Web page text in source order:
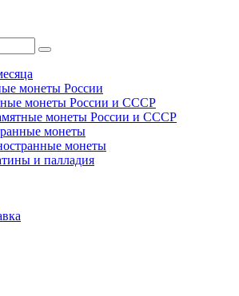
монеты России
монеты России и СССР
монеты России и СССР
монеты
монеты
и палладия